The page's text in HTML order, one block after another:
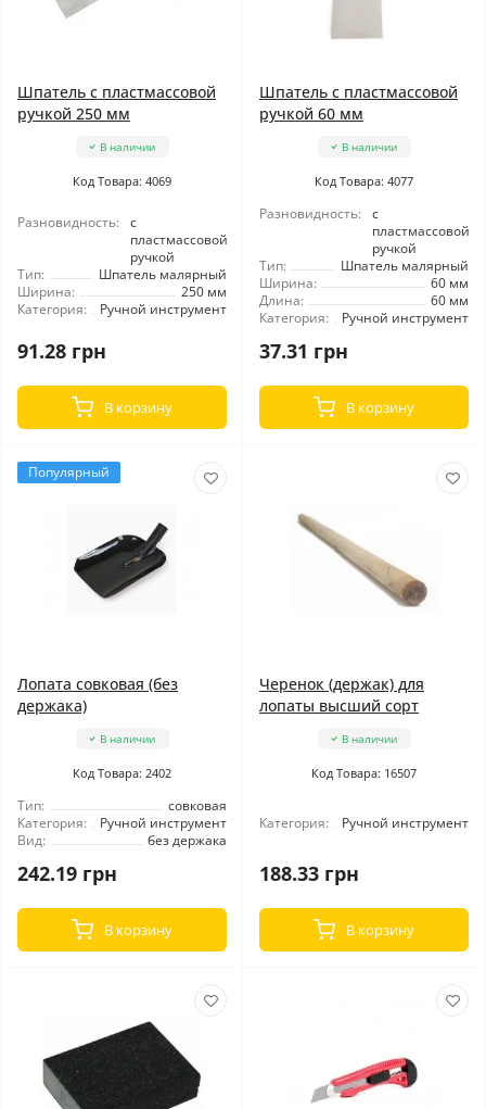
Шпатель с пластмассовой
ручкой 250 мм
В наличии
Код Товара: 4069
Разновидность:
с
пластмассовой
ручкой
Тип:
Шпатель малярный
Ширина:
250 мм
Категория:
Ручной инструмент
91.28 грн
В корзину
Шпатель с пластмассовой
ручкой 60 мм
В наличии
Код Товара: 4077
Разновидность:
с
пластмассовой
ручкой
Тип:
Шпатель малярный
Ширина:
60 мм
Длина:
60 мм
Категория:
Ручной инструмент
37.31 грн
В корзину
Популярный
Лопата совковая (без
держака)
В наличии
Код Товара: 2402
Тип:
совковая
Категория:
Ручной инструмент
Вид:
без держака
242.19 грн
В корзину
Черенок (держак) для
лопаты высший сорт
В наличии
Код Товара: 16507
Категория: Ручной инструмент
188.33 грн
В корзину